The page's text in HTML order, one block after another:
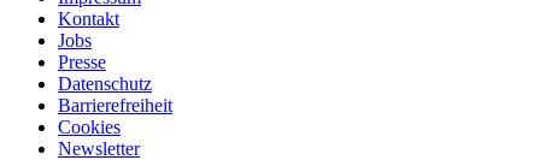
Kontakt
Jobs
Presse
Datenschutz
Barrierefreiheit
Cookies
Newsletter